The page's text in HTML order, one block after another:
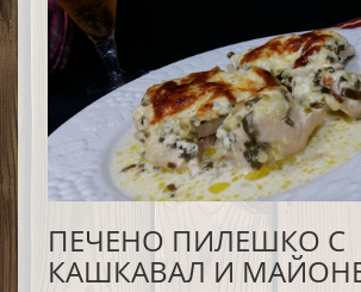
ПЕЧЕНО ПИЛЕШКО С
КАШКАВАЛ И